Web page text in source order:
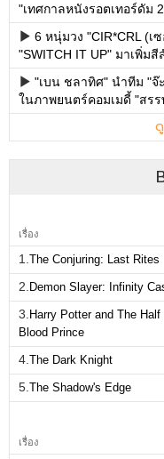
"เทศกาลหนังรอตเทอร์ดัม
6 หนุ่มวง "CIR*CRL (เ
"SWITCH IT UP" มาเพิ่ม
"เบน ชลาทิศ" นำทีม "จ๊
ในภาพยนตร์คอมเมดี้ "สร
เรื่อง
1. The Conjuring: Last Rites
2. Demon Slayer: Infinity
3. Harry Potter and The Half
Blood Prince
4. The Dark Knight
5. The Shadow's Edge
เรื่อง